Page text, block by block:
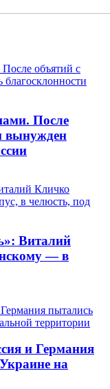
После
вынужден
Виталий
— в
и Германия
на